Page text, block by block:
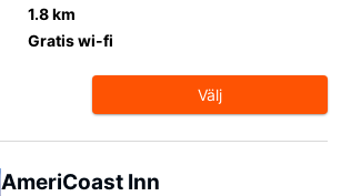
1.8 km
Gratis wi-fi
Välj
AmeriCoast Inn